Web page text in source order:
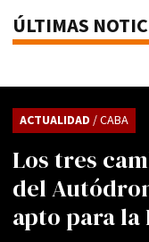
ÚLTIMAS
Los tres
del
apto para la
ACTUALIDAD / CABA